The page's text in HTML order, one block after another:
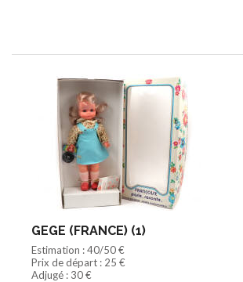
GEGE (FRANCE) (1)
Estimation : 40/50 €
Prix de départ : 25 €
Adjugé : 30 €